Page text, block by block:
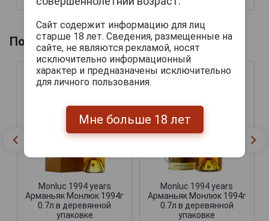
Похожие напитки по году производства
Monluc 1994 years
Арманьяк Монлюк 1994г
0.7л в деревянной
упаковке
Monluc 1994 years
Арманьяк Монлюк 1994г
0.7л в деревянной
упаковке
Сайт содержит информацию для лиц
старше 18 лет. Сведения, размещенные на
сайте, не являются рекламой, носят
исключительно информационный
характер и предназначены исключительно
для личного пользования.
Мне больше 18 лет